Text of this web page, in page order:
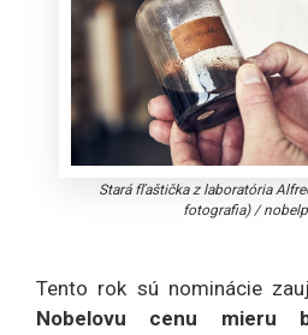
Stará fľaštička z laboratória
fotografia)/
Tento rok sú nominácie
Nobelovu cenu mieru